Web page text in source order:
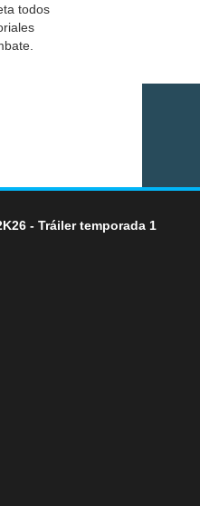
todos
- Tráiler temporada 1